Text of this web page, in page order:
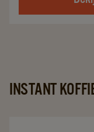
INSTANT